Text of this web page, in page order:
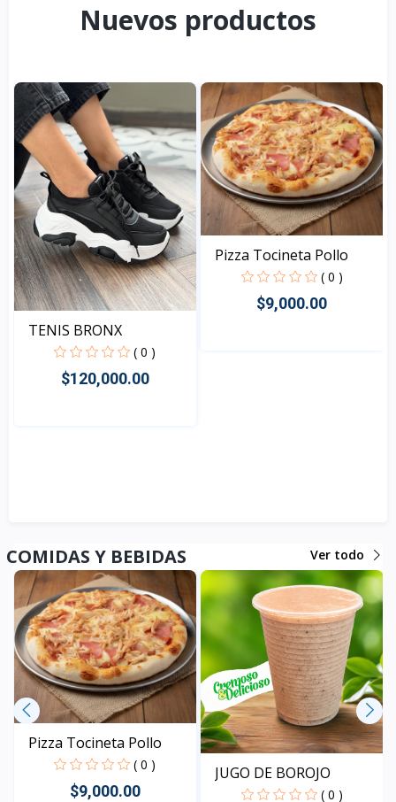
Nuevos productos
TENIS BRONX
( 0 )
$120,000.00
Pizza Tocineta Pollo
( 0 )
$9,000.00
COMIDAS Y BEBIDAS Ver todo
Pizza Tocineta Pollo
( 0 )
$9,000.00
JUGO DE BOROJO
( 0 )